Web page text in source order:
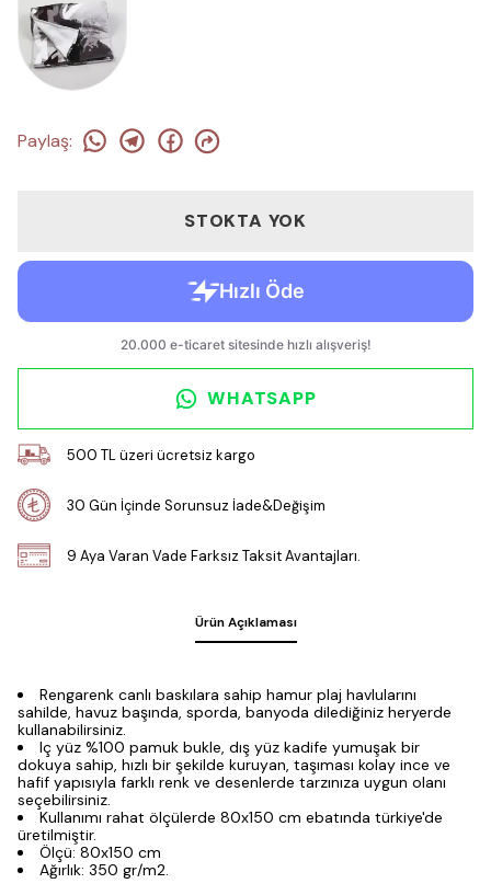
Paylaş:
STOKTA YOK
WHATSAPP
500 TL üzeri ücretsiz kargo
30 Gün İçinde Sorunsuz İade&Değişim
9 Aya Varan Vade Farksız Taksit Avantajları.
Ürün Açıklaması
Rengarenk canlı baskılara sahip hamur plaj havlularını
sahilde, havuz başında, sporda, banyoda dilediğiniz heryerde
kullanabilirsiniz.
Iç yüz %100 pamuk bukle, dış yüz kadife yumuşak bir
dokuya sahip, hızlı bir şekilde kuruyan, taşıması kolay ince ve
hafif yapısıyla farklı renk ve desenlerde tarzınıza uygun olanı
seçebilirsiniz.
Kullanımı rahat ölçülerde 80x150 cm ebatında türkiye'de
üretilmiştir.
Ölçü: 80x150 cm
Ağırlık: 350 gr/m2.